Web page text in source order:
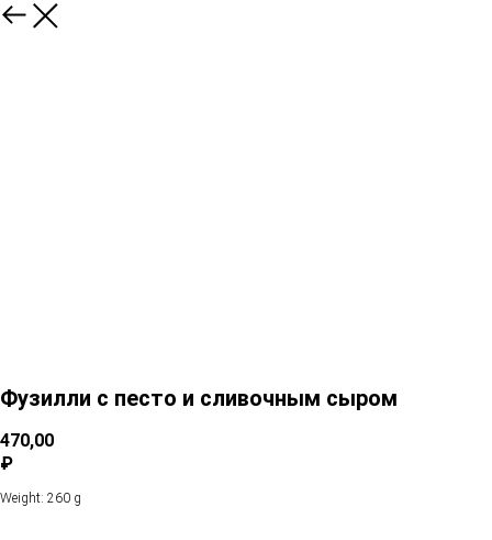
Фузилли с песто и сливочным сыром
470,00
₽
Weight: 260 g